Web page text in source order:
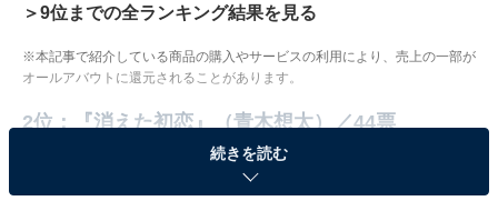
＞9位までの全ランキング結果を見る
※本記事で紹介している商品の購入やサービスの利用により、売上の一部が
オールアバウトに還元されることがあります。
2位：『消えた初恋』（青木想太）／44票
続きを読む